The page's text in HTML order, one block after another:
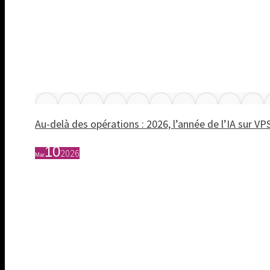
Au-delà des opérations : 2026, l’année de l’IA sur
Mar102026